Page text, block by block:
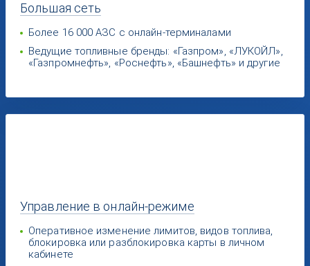
Большая сеть
Более 16 000 АЗС с онлайн-терминалами
Ведущие топливные бренды: «Газпром», «ЛУКОЙЛ»,
«Газпромнефть», «Роснефть», «Башнефть» и другие
Управление в онлайн-режиме
Оперативное изменение лимитов, видов топлива,
блокировка или разблокировка карты в личном
кабинете